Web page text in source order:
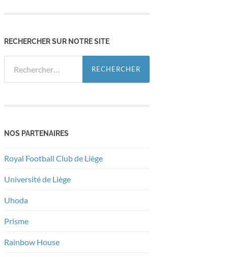
RECHERCHER SUR NOTRE SITE
NOS PARTENAIRES
Royal Football Club de Liège
Université de Liège
Uhoda
Prisme
Rainbow House